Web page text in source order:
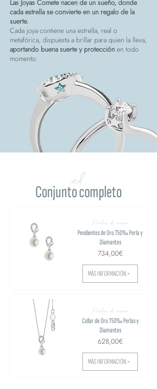
Las Joyas Comete nacen de un sueño, donde
cada estrella se convierte en un regalo de la
suerte.
Cada joya contiene una estrella, real o
metafórica, dispuesta a brillar para quien la lleva,
aportando buena suerte y protección en todo
momento.
Conjunto completo
el
Perlas de amor
Pendientes de Oro 750‰ Perla y
Diamantes
734,00€
MÁS INFORMACIÓN >
Perlas de amor
Collar de Oro 750‰ Perlas y
Diamantes
628,00€
MÁS INFORMACIÓN >